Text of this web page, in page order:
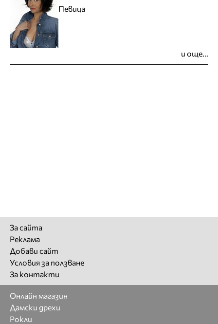
Певица
и още...
За сайта
Реклама
Добави сайт
Условия за ползване
За контакти
Онлайн магазин
Дамски дрехи
Рокли